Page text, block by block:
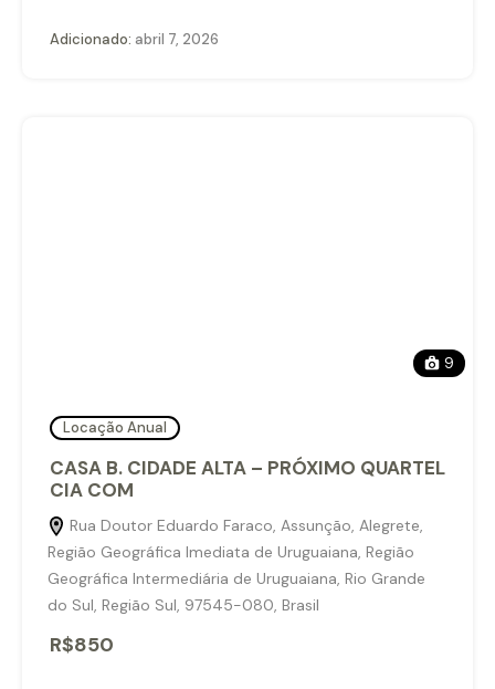
Adicionado: abril 7, 2026
9
Locação Anual
CASA B. CIDADE ALTA – PRÓXIMO QUARTEL
CIA COM
Rua Doutor Eduardo Faraco, Assunção, Alegrete,
Região Geográfica Imediata de Uruguaiana, Região
Geográfica Intermediária de Uruguaiana, Rio Grande
do Sul, Região Sul, 97545-080, Brasil
R$850